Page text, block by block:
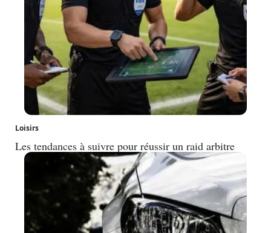
Loisirs
Les tendances à suivre pour réussir un raid arbitre